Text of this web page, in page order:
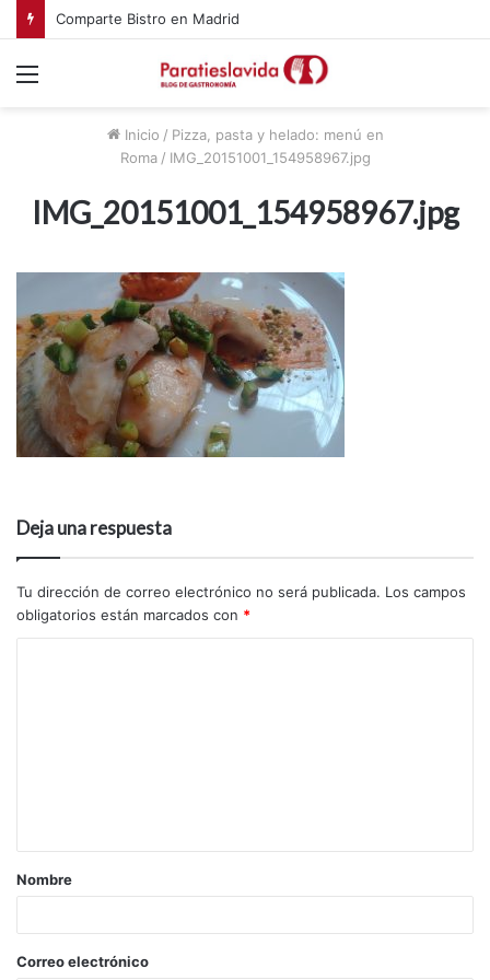
Comparte Bistro en Madrid
Inicio / Pizza, pasta y helado: menú en
Roma / IMG_20151001_154958967.jpg
IMG_20151001_154958967.jpg
Deja una respuesta
Tu dirección de correo electrónico no será publicada. Los campos
obligatorios están marcados con *
Nombre
Correo electrónico